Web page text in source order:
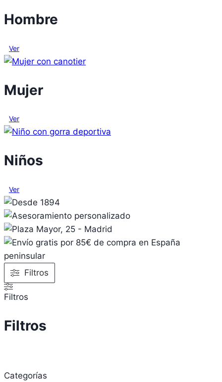
Hombre
Ver
Mujer
Ver
Niños
Ver
Filtros
Filtros
Filtros
Categorías